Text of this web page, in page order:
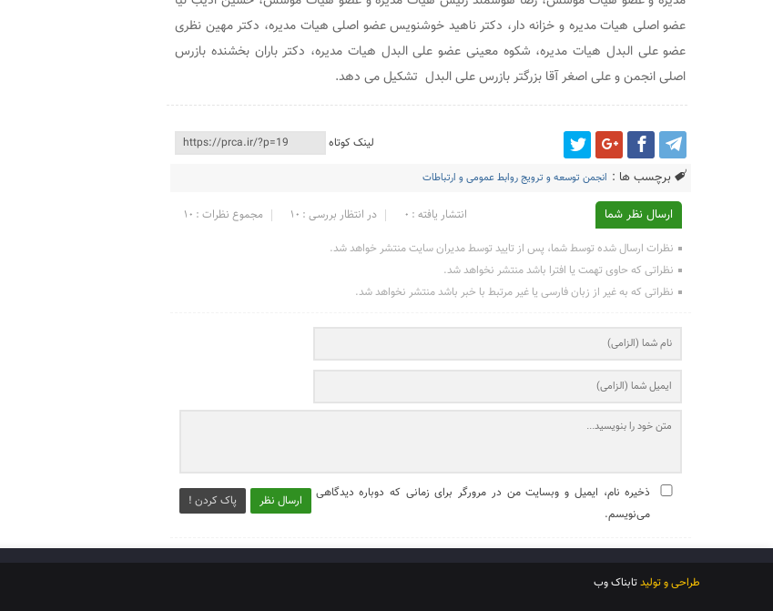
عضو اصلی هیات مدیره و خزانه دار، دکتر ناهید خوشنویس عضو اصلی هیات مدیره، دکتر مهین نظری
عضو علی البدل هیات مدیره، شکوه معینی عضو علی البدل هیات مدیره، دکتر باران بخشنده بازرس
اصلی انجمن و علی اصغر آقا بزرگتر بازرس علی البدل تشکیل می دهد.
لینک کوتاه
برچسب ها : انجمن توسعه و ترویج روابط عمومی و ارتباطات
ارسال نظر شما مجموع نظرات : 10 در انتظار بررسی : 10 انتشار یافته : ۰
نظرات ارسال شده توسط شما، پس از تایید توسط مدیران سایت منتشر خواهد شد.
نظراتی که حاوی تهمت یا افترا باشد منتشر نخواهد شد.
نظراتی که به غیر از زبان فارسی یا غیر مرتبط با خبر باشد منتشر نخواهد شد.
ارسال نظر پاک کردن !
ذخیره نام، ایمیل و وبسایت من در مرورگر برای زمانی که دوباره دیدگاهی
می‌نویسم.
طراحی و تولیدتابناک وب